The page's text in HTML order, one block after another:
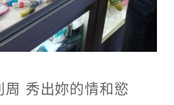
秀出妳的情和慾